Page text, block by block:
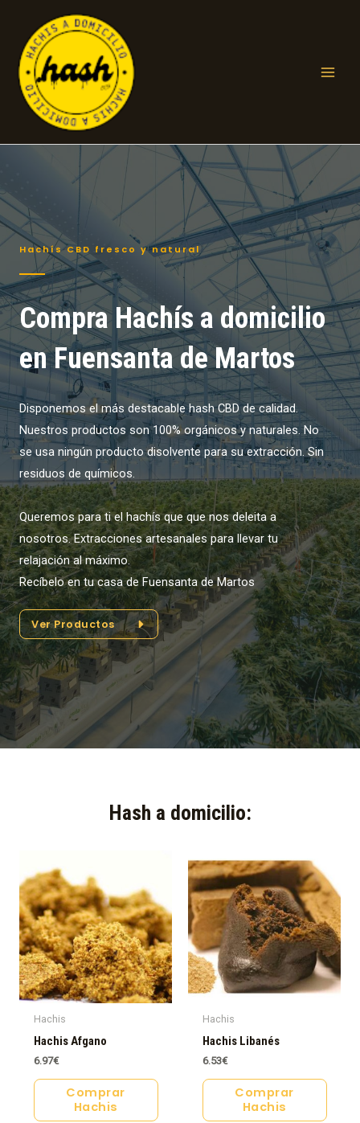
contenido
Hachís CBD fresco y natural
Compra Hachís a domicilio
en Fuensanta de Martos
Disponemos el más destacable hash CBD de calidad.
Nuestros productos son 100% orgánicos y naturales. No
se usa ningún producto disolvente para su extracción. Sin
residuos de químicos.
Queremos para ti el hachís que que nos deleita a
nosotros. Extracciones artesanales para llevar tu
relajación al máximo.
Recíbelo en tu casa de Fuensanta de Martos
Ver Productos
Hash a domicilio:​
Hachis
Hachis Afgano
6.97€
Comprar
Hachis
Hachis
Hachis Libanés
6.53€
Comprar
Hachis